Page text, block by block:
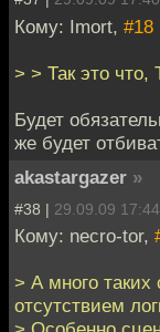
Кому: Imort, #18
> > Так это что,
Будет
же будет
akastargazer »
#38 | 29.09.09 17:44
Кому: necro-tor,
> А много таких
отсутствием